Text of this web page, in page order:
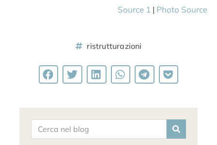
Source 1 | Photo Source
ristrutturazioni